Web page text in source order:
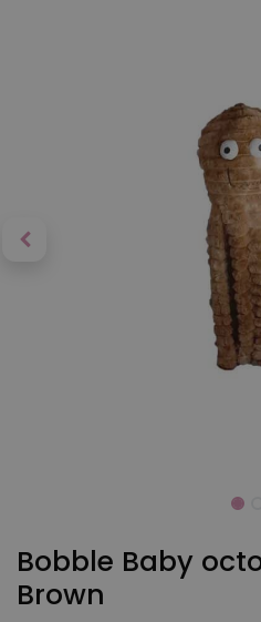
Bobble Baby
Brown